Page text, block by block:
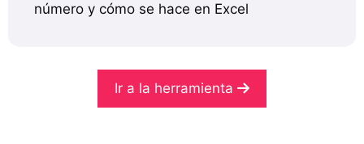
número y cómo se hace en Excel
Ir a la herramienta